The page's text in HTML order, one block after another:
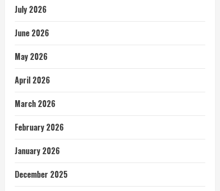
July 2026
June 2026
May 2026
April 2026
March 2026
February 2026
January 2026
December 2025